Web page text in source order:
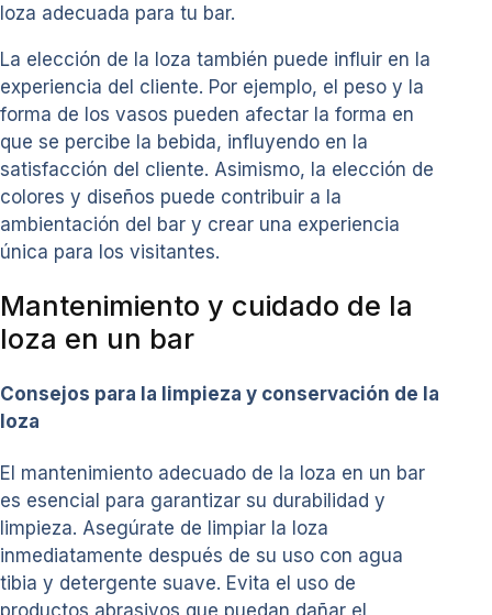
loza adecuada para tu bar.
La elección de la loza también puede influir en la
experiencia del cliente. Por ejemplo, el peso y la
forma de los vasos pueden afectar la forma en
que se percibe la bebida, influyendo en la
satisfacción del cliente. Asimismo, la elección de
colores y diseños puede contribuir a la
ambientación del bar y crear una experiencia
única para los visitantes.
Mantenimiento y cuidado de la
loza en un bar
Consejos para la limpieza y conservación de la
loza
El mantenimiento adecuado de la loza en un bar
es esencial para garantizar su durabilidad y
limpieza. Asegúrate de limpiar la loza
inmediatamente después de su uso con agua
tibia y detergente suave. Evita el uso de